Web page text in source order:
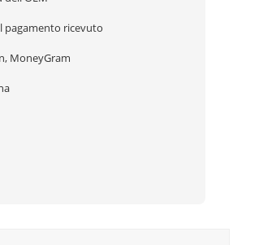
pagamento ricevuto
MoneyGram